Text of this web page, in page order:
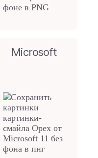
Microsoft